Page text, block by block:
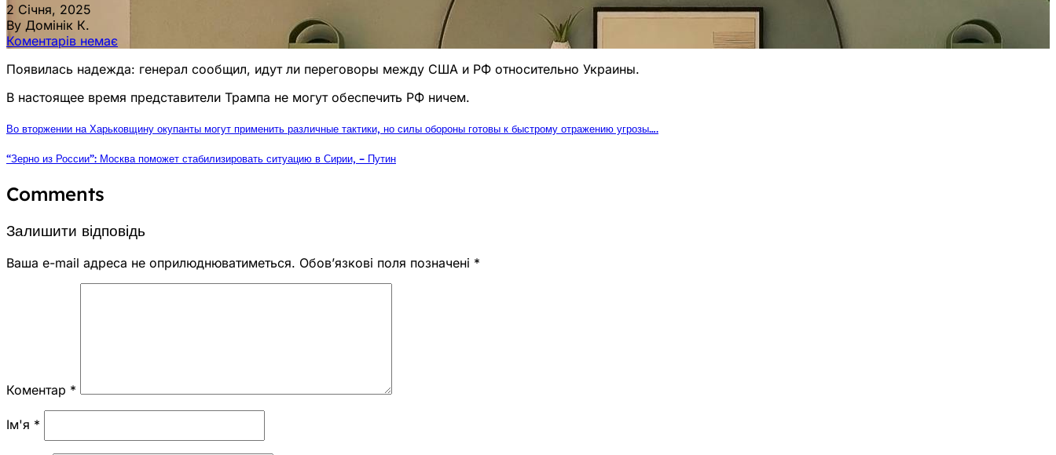
2 Січня, 2025
By Домінік К.
Коментарів немає
Появилась надежда: генерал сообщил, идут ли переговоры между США и РФ относительно Украины.
В настоящее время представители Трампа не могут обеспечить РФ ничем.
Во вторжении на Харьковщину окупанты могут применить различные тактики, но силы обороны готовы к быстрому отражению угрозы….
“Зерно из России”: Москва поможет стабилизировать ситуацию в Сирии, – Путин
Comments
Залишити відповідь
Ваша e-mail адреса не оприлюднюватиметься. Обов’язкові поля позначені *
Коментар *
Ім'я *